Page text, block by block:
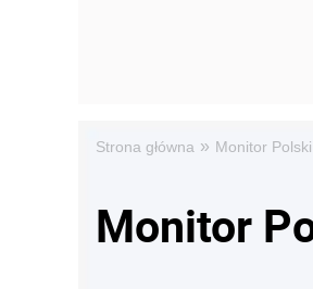
Strona główna » Monitor Polski
Monitor